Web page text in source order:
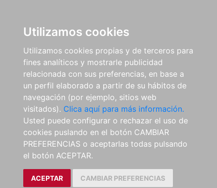
Utilizamos cookies
Utilizamos cookies propias y de terceros para
fines analíticos y mostrarle publicidad
relacionada con sus preferencias, en base a
un perfil elaborado a partir de su hábitos de
navegación (por ejemplo, sitios web
visitados). Clica aquí para más información.
Usted puede configurar o rechazar el uso de
cookies puslando en el botón CAMBIAR
PREFERENCIAS o aceptarlas todas pulsando
el botón ACEPTAR.
ACEPTAR CAMBIAR PREFERENCIAS